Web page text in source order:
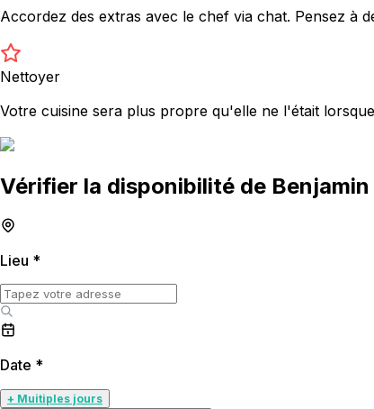
Accordez des extras avec le chef via chat. Pensez à
Nettoyer
Votre cuisine sera plus propre qu'elle ne l'était
Vérifier la disponibilité de
Lieu *
Date *
+ Muitiples jours